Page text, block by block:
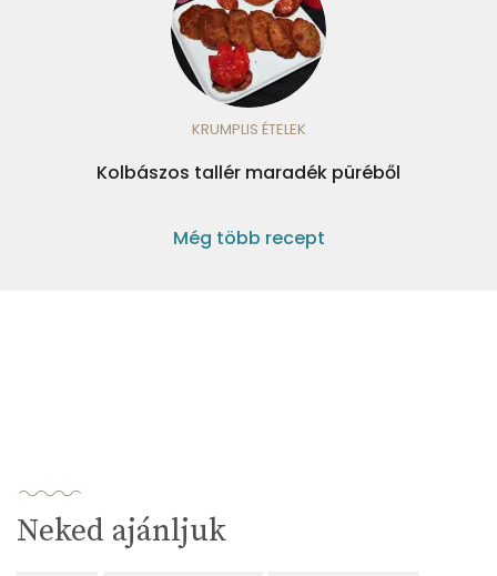
KRUMPLIS ÉTELEK
Kolbászos tallér maradék püréből
Még több recept
Neked ajánljuk